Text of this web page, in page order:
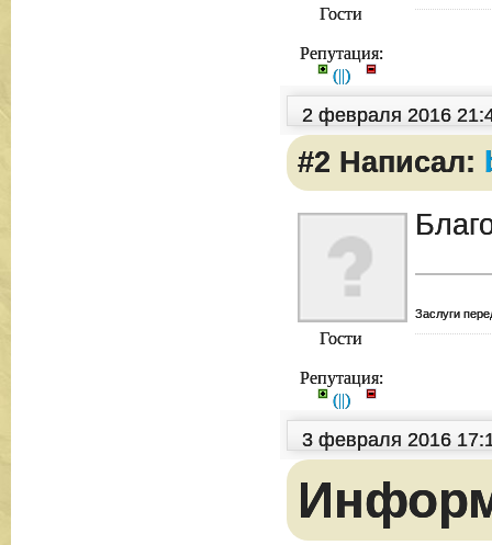
Гости
Репутация:
(||)
2 февраля 2016
#2 Написал:
Гости
Репутация:
(||)
Заслуги
3 февраля 2016